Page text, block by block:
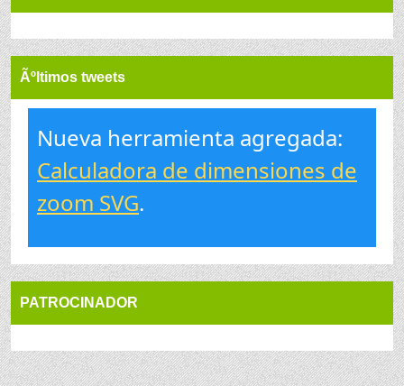
Ãºltimos tweets
Nueva herramienta agregada:
Calculadora de dimensiones de
zoom SVG.
PATROCINADOR